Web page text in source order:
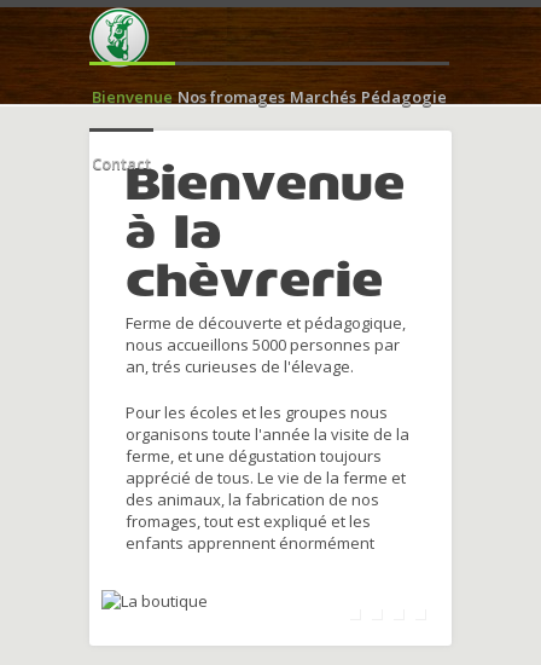
Bienvenue Nos fromages Marchés Pédagogie
ContactBienvenue
à la
chèvrerie
Ferme de découverte et pédagogique,
nous accueillons 5000 personnes par
an, trés curieuses de l'élevage.
Pour les écoles et les groupes nous
organisons toute l'année la visite de la
ferme, et une dégustation toujours
apprécié de tous. Le vie de la ferme et
des animaux, la fabrication de nos
fromages, tout est expliqué et les
enfants apprennent énormément